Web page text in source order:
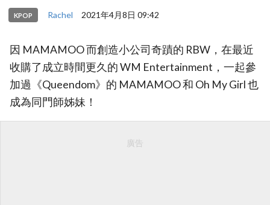
KPOP Rachel 2021年4月8日 09:42
因 MAMAMOO 而創造小公司奇蹟的 RBW，在最近
收購了成立時間更久的 WM Entertainment，一起參
加過《Queendom》的 MAMAMOO 和 Oh My Girl 也
成為同門師姊妹！
廣告